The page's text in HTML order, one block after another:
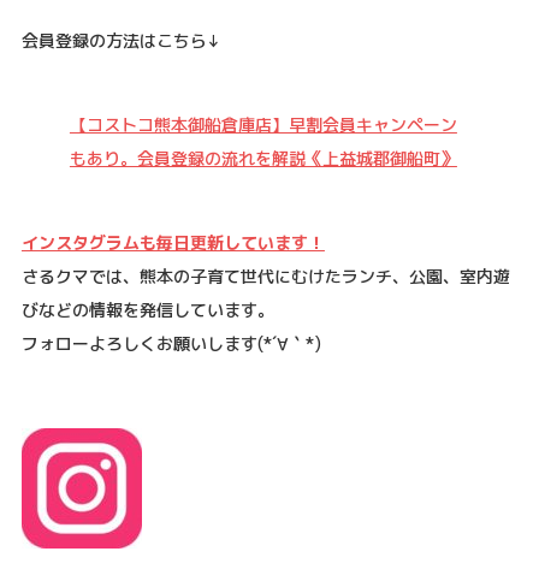
会員登録の方法はこちら↓
【コストコ熊本御船倉庫店】早割会員キャンペーン
もあり。会員登録の流れを解説《上益城郡御船町》
インスタグラムも毎日更新しています！
さるクマでは、熊本の子育て世代にむけたランチ、公園、室内遊
びなどの情報を発信しています。
フォローよろしくお願いします(*´∀｀ *)